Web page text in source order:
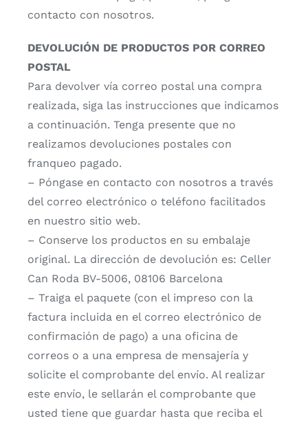
contacto con nosotros.
DEVOLUCIÓN DE PRODUCTOS POR CORREO
POSTAL
Para devolver vía correo postal una compra
realizada, siga las instrucciones que indicamos
a continuación. Tenga presente que no
realizamos devoluciones postales con
franqueo pagado.
– Póngase en contacto con nosotros a través
del correo electrónico o teléfono facilitados
en nuestro sitio web.
– Conserve los productos en su embalaje
original. La dirección de devolución es: Celler
Can Roda BV-5006, 08106 Barcelona
– Traiga el paquete (con el impreso con la
factura incluida en el correo electrónico de
confirmación de pago) a una oficina de
correos o a una empresa de mensajería y
solicite el comprobante del envío. Al realizar
este envío, le sellarán el comprobante que
usted tiene que guardar hasta que reciba el